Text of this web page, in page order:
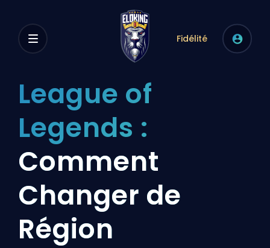
Fidélité
League of
Legends :
Comment
Changer de
Région